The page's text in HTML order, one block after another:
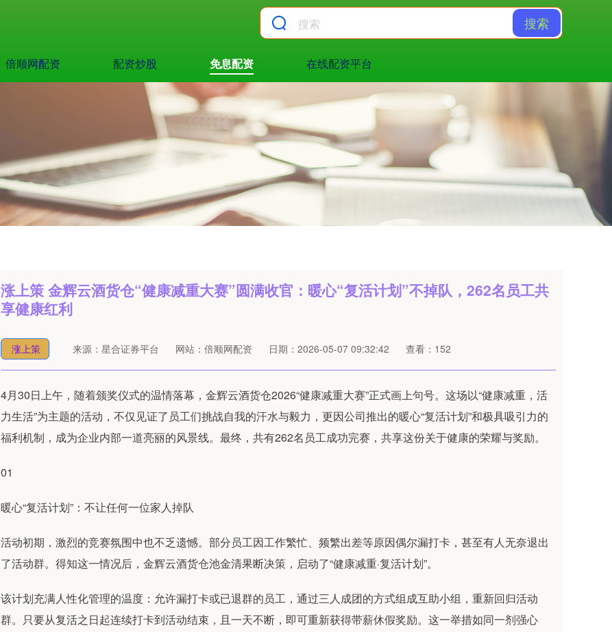
搜索
倍顺网配资 配资炒股 免息配资 在线配资平台
涨上策 金辉云酒货仓“健康减重大赛”圆满收官：暖心“复活计划”不掉队，262名员工共
享健康红利
涨上策 来源：星合证券平台 网站：倍顺网配资 日期：2026-05-07 09:32:42 查看：152
4月30日上午，随着颁奖仪式的温情落幕，金辉云酒货仓2026“健康减重大赛”正式画上句号。这场以“健康减重，活
力生活”为主题的活动，不仅见证了员工们挑战自我的汗水与毅力，更因公司推出的暖心“复活计划”和极具吸引力的
福利机制，成为企业内部一道亮丽的风景线。最终，共有262名员工成功完赛，共享这份关于健康的荣耀与奖励。
01
暖心“复活计划”：不让任何一位家人掉队
活动初期，激烈的竞赛氛围中也不乏遗憾。部分员工因工作繁忙、频繁出差等原因偶尔漏打卡，甚至有人无奈退出
了活动群。得知这一情况后，金辉云酒货仓池金清果断决策，启动了“健康减重·复活计划”。
该计划充满人性化管理的温度：允许漏打卡或已退群的员工，通过三人成团的方式组成互助小组，重新回归活动
群。只要从复活之日起连续打卡到活动结束，且一天不断，即可重新获得带薪休假奖励。这一举措如同一剂强心